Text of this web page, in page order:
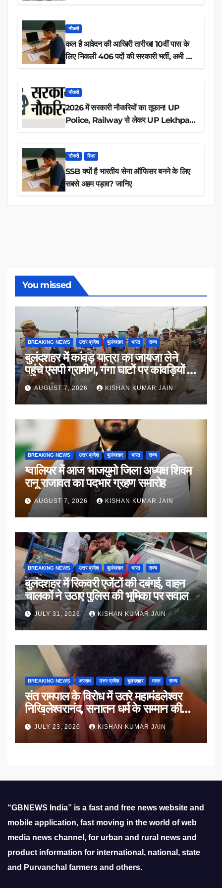
नौकरी
कल है आवेदन की आखिरी तारीख! 10वीं पास के
लिए निकली 406 पदों की सरकारी भर्ती, अभी करें
नौकरी
2026 में सरकारी नौकरियों का तूफान! UP
Police, Railway से लेकर UP Lekhpal
नौकरी शिक्षा
SSB क्यों है भारतीय सेना ऑफिसर बनने के लिए
सबसे अहम पड़ाव? जानिए
You missed
BREAKING NEWS उत्तर प्रदेश बुलंदशहर भारत राज्य
बुलंदशहर में कांवड़ यात्रा का जायजा लेने
पहुंचे एसपी ग्रामीण, गंगा घाटों पर कांवड़ियों से
किया संवाद
AUGUST 7, 2026 KISHAN KUMAR JAIN
BREAKING NEWS उत्तर प्रदेश बुलंदशहर भारत राज्य
ग्वालियर में आज भाजयुमो जिला अध्यक्ष शिवम
रानू राजावत का पदभार ग्रहण समारोह
AUGUST 7, 2026 KISHAN KUMAR JAIN
BREAKING NEWS उत्तर प्रदेश बुलंदशहर भारत राज्य
बुलंदशहर में रिकवरी एजेंटों की दबंगई, वाहन
चालकों ने उठाए पुलिस की भूमिका पर सवाल
JULY 31, 2026 KISHAN KUMAR JAIN
BREAKING NEWS अपराध उत्तर प्रदेश बुलंदशहर भारत राज्य
संत रामपाल के विरोध में उतरे महामंडलेश्वर
निखिलेश्वरानंद, सनातन धर्म के सम्मान की
उठाई मांग
JULY 23, 2026 KISHAN KUMAR JAIN
“GBNEWS India” is a fast and free news website and
mobile application, fast moving in the world of web
media news channel, for urban and rural news and
product information for international, national, state
and Purvanchal farmers and others.